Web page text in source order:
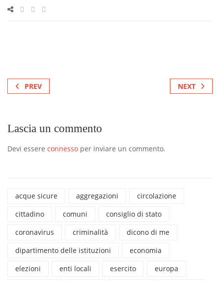
PREV NEXT
Lascia un commento
Devi essere connesso per inviare un commento.
acque sicure aggregazioni
circolazione
cittadino
comuni
consiglio di stato
coronavirus
criminalità
dicono di me
dipartimento delle istituzioni
economia
elezioni
enti locali esercito
europa